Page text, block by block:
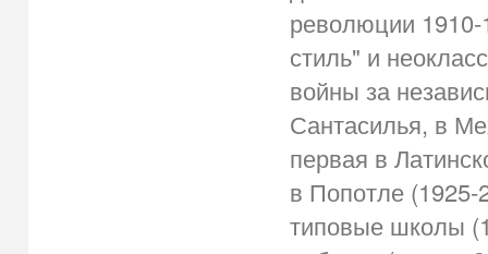
революции 1910-
стиль" и
войны за
Сантасилья, в
первая в
в Попотле (1925-
типовые школы